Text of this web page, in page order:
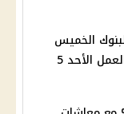
الخميس
بمناسبة 30 يونيو وعودة العمل الأحد 5